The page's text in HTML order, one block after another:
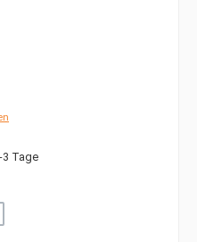
Tage